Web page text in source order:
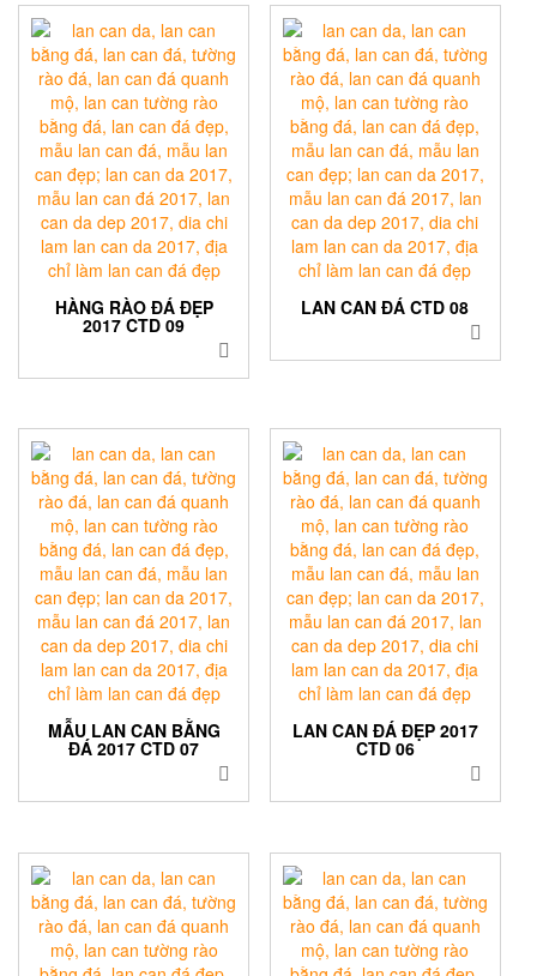
HÀNG RÀO ĐÁ ĐẸP
2017 CTD 09
LAN CAN ĐÁ CTD 08
MẪU LAN CAN BẰNG
ĐÁ 2017 CTD 07
LAN CAN ĐÁ ĐẸP 2017
CTD 06